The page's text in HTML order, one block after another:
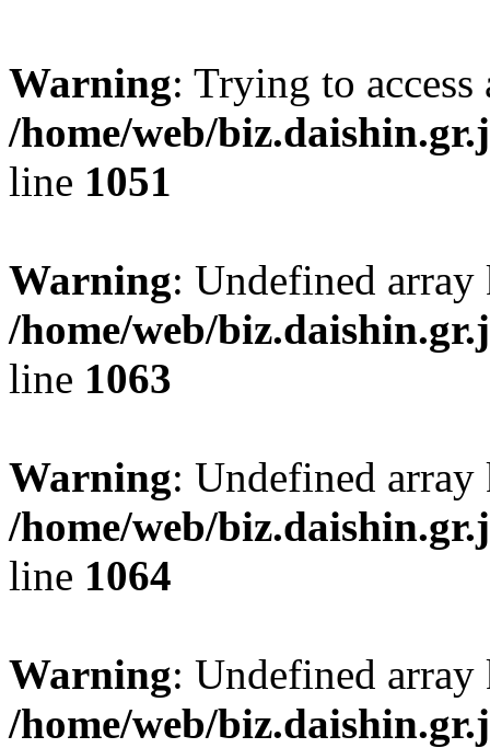
Warning: Trying to
/home/web/
line 1051
Warning: Undefined
/home/web/
line 1063
Warning: Undefined
/home/web/
line 1064
Warning: Undefined
/home/web/